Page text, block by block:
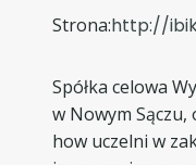
Strona:http://
Spółka celowa
w Nowym
how uczelni w